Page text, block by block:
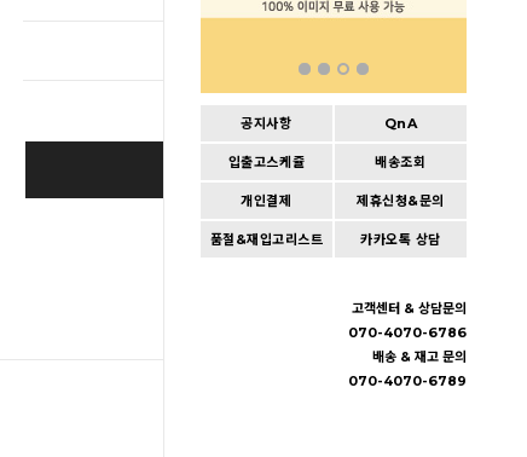
공지사항 QnA
입출고스케쥴 배송조회
개인결제 제휴신청&문의
품절&재입고리스트 카카오톡 상담
고객센터 & 상담문의
070-4070-6786
배송 & 재고 문의
070-4070-6789
BUY IT NOW
Cart | Wishlist